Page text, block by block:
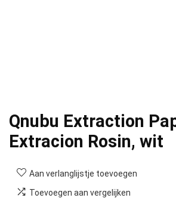
Qnubu Extraction
Extracion Rosin, wit
Aan verlanglijstje toevoegen
Toevoegen aan vergelijken